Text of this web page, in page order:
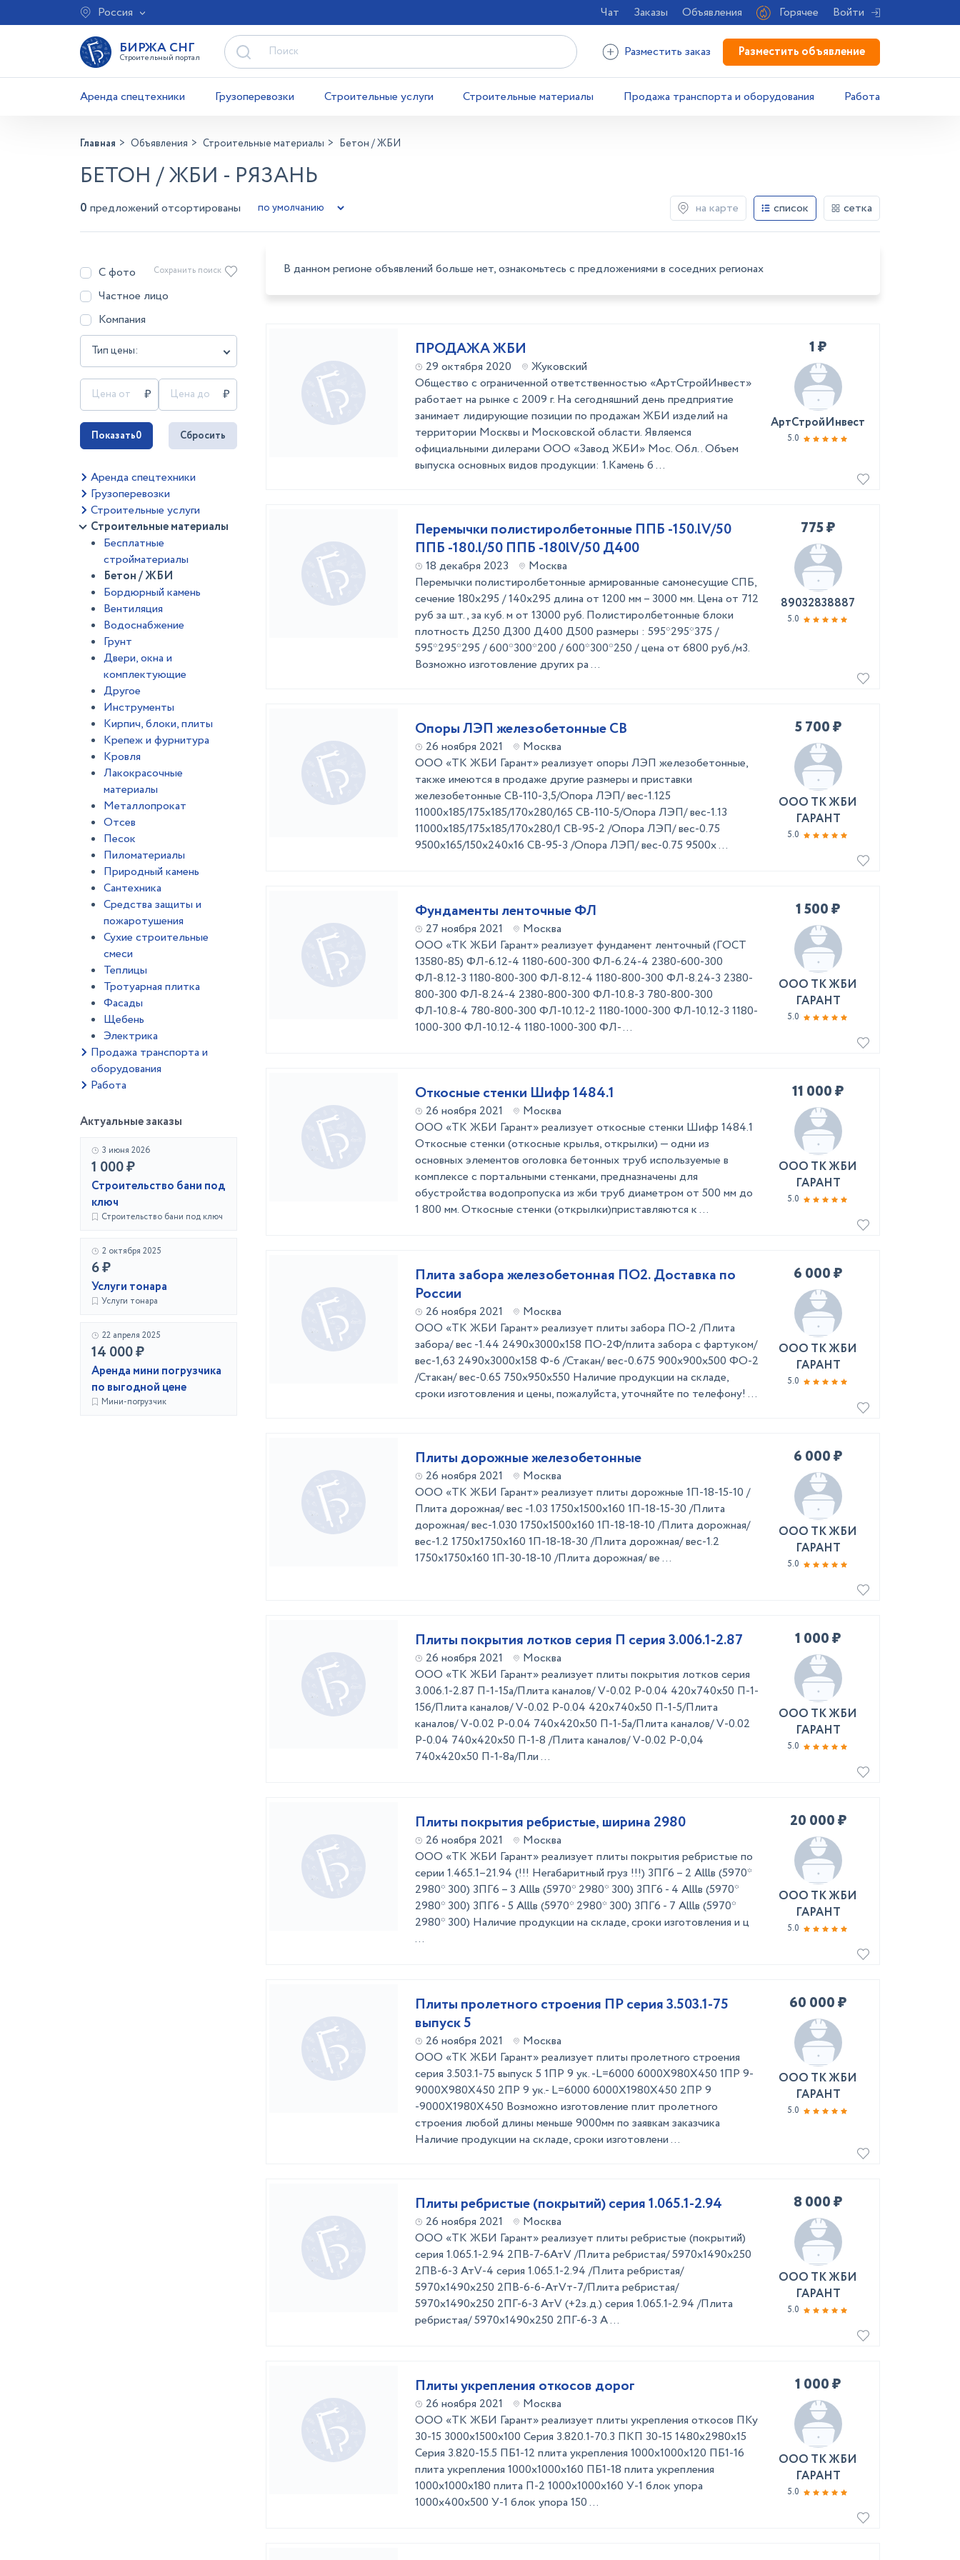
Россия Чат Заказы Объявления Горячее Войти
БИРЖА СНГ
Строительный портал Разместить заказ Разместить объявление
Аренда спецтехники Грузоперевозки Строительные услуги Строительные материалы Продажа транспорта и оборудования Работа
Главная Объявления Строительные материалы Бетон / ЖБИ
БЕТОН / ЖБИ - РЯЗАНЬ
0 предложений отсортированы на карте список сетка
С фото
Частное лицо
Компания
Тип цены:
Сохранить поиск
Показать0 Сбросить
Аренда спецтехники
Грузоперевозки
Строительные услуги
Строительные материалы
Бесплатные
стройматериалы
Бетон / ЖБИ
Бордюрный камень
Вентиляция
Водоснабжение
Грунт
Двери, окна и
комплектующие
Другое
Инструменты
Кирпич, блоки, плиты
Крепеж и фурнитура
Кровля
Лакокрасочные
материалы
Металлопрокат
Отсев
Песок
Пиломатериалы
Природный камень
Сантехника
Средства защиты и
пожаротушения
Сухие строительные
смеси
Теплицы
Тротуарная плитка
Фасады
Щебень
Электрика
Продажа транспорта и
оборудования
Работа
Актуальные заказы
3 июня 2026
1 000 ₽
Строительство бани под
ключ
Строительство бани под ключ
2 октября 2025
6 ₽
Услуги тонара
Услуги тонара
22 апреля 2025
14 000 ₽
Аренда мини погрузчика
по выгодной цене
Мини-погрузчик
В данном регионе объявлений больше нет, ознакомьтесь с предложениями в соседних регионах
ПРОДАЖА ЖБИ
29 октября 2020
Жуковский
Общество с ограниченной ответственностью «АртСтройИнвест»
работает на рынке с 2009 г. На сегодняшний день предприятие
занимает лидирующие позиции по продажам ЖБИ изделий на
территории Москвы и Московской области. Являемся
официальными дилерами ООО «Завод ЖБИ» Мос. Обл.. Объем
выпуска основных видов продукции: 1.Камень б ...
1 ₽
АртСтройИнвест
5.0
Перемычки полистиролбетонные ППБ -150.lV/50
ППБ -180.l/50 ППБ -180lV/50 Д400
18 декабря 2023
Москва
Перемычки полистиролбетонные армированные самонесущие СПБ,
сечение 180х295 / 140х295 длина от 1200 мм – 3000 мм. Цена от 712
руб за шт., за куб. м от 13000 руб. Полистиролбетонные блоки
плотность Д250 Д300 Д400 Д500 размеры : 595*295*375 /
595*295*295 / 600*300*200 / 600*300*250 / цена от 6800 руб./м3.
Возможно изготовление других ра ...
775 ₽
89032838887
5.0
Опоры ЛЭП железобетонные СВ
26 ноября 2021
Москва
ООО «ТК ЖБИ Гарант» реализует опоры ЛЭП железобетонные,
также имеются в продаже другие размеры и приставки
железобетонные СВ-110-3,5/Опора ЛЭП/ вес-1.125
11000х185/175х185/170х280/165 СВ-110-5/Опора ЛЭП/ вес-1.13
11000х185/175х185/170х280/1 СВ-95-2 /Опора ЛЭП/ вес-0.75
9500х165/150х240х16 СВ-95-3 /Опора ЛЭП/ вес-0.75 9500х ...
5 700 ₽
ООО ТК ЖБИ
ГАРАНТ
5.0
Фундаменты ленточные ФЛ
27 ноября 2021
Москва
ООО «ТК ЖБИ Гарант» реализует фундамент ленточный (ГОСТ
13580-85) ФЛ-6.12-4 1180-600-300 ФЛ-6.24-4 2380-600-300
ФЛ-8.12-3 1180-800-300 ФЛ-8.12-4 1180-800-300 ФЛ-8.24-3 2380-
800-300 ФЛ-8.24-4 2380-800-300 ФЛ-10.8-3 780-800-300
ФЛ-10.8-4 780-800-300 ФЛ-10.12-2 1180-1000-300 ФЛ-10.12-3 1180-
1000-300 ФЛ-10.12-4 1180-1000-300 ФЛ- ...
1 500 ₽
ООО ТК ЖБИ
ГАРАНТ
5.0
Откосные стенки Шифр 1484.1
26 ноября 2021
Москва
ООО «ТК ЖБИ Гарант» реализует откосные стенки Шифр 1484.1
Откосные стенки (откосные крылья, открылки) — одни из
основных элементов оголовка бетонных труб используемые в
комплексе с портальными стенками, предназначены для
обустройства водопропуска из жби труб диаметром от 500 мм до
1 800 мм. Откосные стенки (открылки)приставляются к ...
11 000 ₽
ООО ТК ЖБИ
ГАРАНТ
5.0
Плита забора железобетонная ПО2. Доставка по
России
26 ноября 2021
Москва
ООО «ТК ЖБИ Гарант» реализует плиты забора ПО-2 /Плита
забора/ вес -1.44 2490х3000х158 ПО-2Ф/плита забора с фартуком/
вес-1,63 2490х3000х158 Ф-6 /Стакан/ вес-0.675 900х900х500 ФО-2
/Стакан/ вес-0.65 750x950x550 Наличие продукции на складе,
сроки изготовления и цены, пожалуйста, уточняйте по телефону! ...
6 000 ₽
ООО ТК ЖБИ
ГАРАНТ
5.0
Плиты дорожные железобетонные
26 ноября 2021
Москва
ООО «ТК ЖБИ Гарант» реализует плиты дорожные 1П-18-15-10 /
Плита дорожная/ вес -1.03 1750х1500х160 1П-18-15-30 /Плита
дорожная/ вес-1.030 1750х1500х160 1П-18-18-10 /Плита дорожная/
вес-1.2 1750х1750х160 1П-18-18-30 /Плита дорожная/ вес-1.2
1750х1750х160 1П-30-18-10 /Плита дорожная/ ве ...
6 000 ₽
ООО ТК ЖБИ
ГАРАНТ
5.0
Плиты покрытия лотков серия П серия 3.006.1-2.87
26 ноября 2021
Москва
ООО «ТК ЖБИ Гарант» реализует плиты покрытия лотков серия
3.006.1-2.87 П-1-15а/Плита каналов/ V-0.02 P-0.04 420х740х50 П-1-
15б/Плита каналов/ V-0.02 P-0.04 420х740х50 П-1-5/Плита
каналов/ V-0.02 P-0.04 740х420х50 П-1-5а/Плита каналов/ V-0.02
P-0.04 740х420х50 П-1-8 /Плита каналов/ V-0.02 Р-0,04
740х420х50 П-1-8а/Пли ...
1 000 ₽
ООО ТК ЖБИ
ГАРАНТ
5.0
Плиты покрытия ребристые, ширина 2980
26 ноября 2021
Москва
ООО «ТК ЖБИ Гарант» реализует плиты покрытия ребристые по
серии 1.465.1–21.94 (!!! Негабаритный груз !!!) 3ПГ6 – 2 Аlllв (5970*
2980* 300) 3ПГ6 – 3 Аlllв (5970* 2980* 300) 3ПГ6 - 4 Аlllв (5970*
2980* 300) 3ПГ6 - 5 Аlllв (5970* 2980* 300) 3ПГ6 - 7 Аlllв (5970*
2980* 300) Наличие продукции на складе, сроки изготовления и ц
...
20 000 ₽
ООО ТК ЖБИ
ГАРАНТ
5.0
Плиты пролетного строения ПР серия 3.503.1-75
выпуск 5
26 ноября 2021
Москва
ООО «ТК ЖБИ Гарант» реализует плиты пролетного строения
серия 3.503.1-75 выпуск 5 1ПР 9 ук. -L=6000 6000Х980Х450 1ПР 9-
9000Х980Х450 2ПР 9 ук.- L=6000 6000Х1980Х450 2ПР 9
-9000Х1980Х450 Возможно изготовление плит пролетного
строения любой длины меньше 9000мм по заявкам заказчика
Наличие продукции на складе, сроки изготовлени ...
60 000 ₽
ООО ТК ЖБИ
ГАРАНТ
5.0
Плиты ребристые (покрытий) серия 1.065.1-2.94
26 ноября 2021
Москва
ООО «ТК ЖБИ Гарант» реализует плиты ребристые (покрытий)
серия 1.065.1-2.94 2ПВ-7-6АтV /Плита ребристая/ 5970x1490x250
2ПВ-6-3 АтV-4 серия 1.065.1-2.94 /Плита ребристая/
5970x1490x250 2ПВ-6-6-АтVт-7/Плита ребристая/
5970х1490х250 2ПГ-6-3 АтV (+2з.д.) серия 1.065.1-2.94 /Плита
ребристая/ 5970x1490x250 2ПГ-6-3 А ...
8 000 ₽
ООО ТК ЖБИ
ГАРАНТ
5.0
Плиты укрепления откосов дорог
26 ноября 2021
Москва
ООО «ТК ЖБИ Гарант» реализует плиты укрепления откосов ПКу
30-15 3000х1500х100 Серия 3.820.1-70.3 ПКП 30-15 1480х2980х15
Серия 3.820-15.5 ПБ1-12 плита укрепления 1000х1000х120 ПБ1-16
плита укрепления 1000х1000х160 ПБ1-18 плита укрепления
1000х1000х180 плита П-2 1000х1000х160 У-1 блок упора
1000х400х500 У-1 блок упора 150 ...
1 000 ₽
ООО ТК ЖБИ
ГАРАНТ
5.0